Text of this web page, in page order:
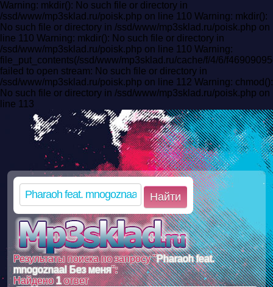
Warning: mkdir(): No such file or directory in
/ssd/www/mp3sklad.ru/poisk.php on line 110 Warning: mkdir():
No such file or directory in /ssd/www/mp3sklad.ru/poisk.php on
line 110 Warning: mkdir(): No such file or directory in
/ssd/www/mp3sklad.ru/poisk.php on line 110 Warning:
file_put_contents(/ssd/www/mp3sklad.ru/cache/f/4/6/
failed to open stream: No such file or directory in
/ssd/www/mp3sklad.ru/poisk.php on line 112 Warning: chmod():
No such file or directory in /ssd/www/mp3sklad.ru/poisk.php on
line 113
Найти
Результаты поиска по запросу "Pharaoh feat.
mnogoznaal Без меня":
Найдено1ответ